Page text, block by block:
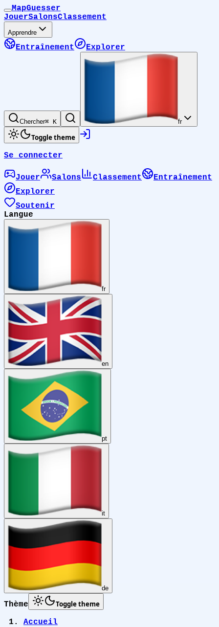
MapGuesser
JouerSalonsClassement
Apprendre
Entraînement Explorer
Chercher⌘ K fr
Toggle theme
Se connecter
Jouer Salons Classement
Entraînement
Explorer
Soutenir
Langue
fr
en
pt
it
de
Thème Toggle theme
Accueil